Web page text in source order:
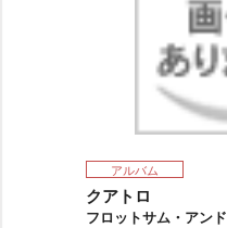
アルバム
クアトロ
フロットサム・アン